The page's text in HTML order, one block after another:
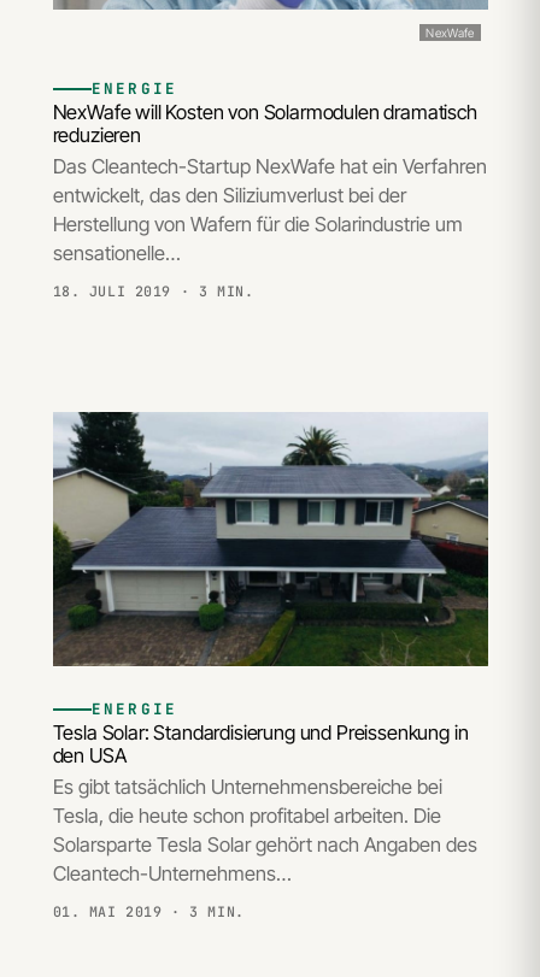
NexWafe
ENERGIE
NexWafe will Kosten von Solarmodulen dramatisch
reduzieren
Das Cleantech-Startup NexWafe hat ein Verfahren
entwickelt, das den Siliziumverlust bei der
Herstellung von Wafern für die Solarindustrie um
sensationelle…
18. JULI 2019 · 3 MIN.
ENERGIE
Tesla Solar: Standardisierung und Preissenkung in
den USA
Es gibt tatsächlich Unternehmensbereiche bei
Tesla, die heute schon profitabel arbeiten. Die
Solarsparte Tesla Solar gehört nach Angaben des
Cleantech-Unternehmens…
01. MAI 2019 · 3 MIN.